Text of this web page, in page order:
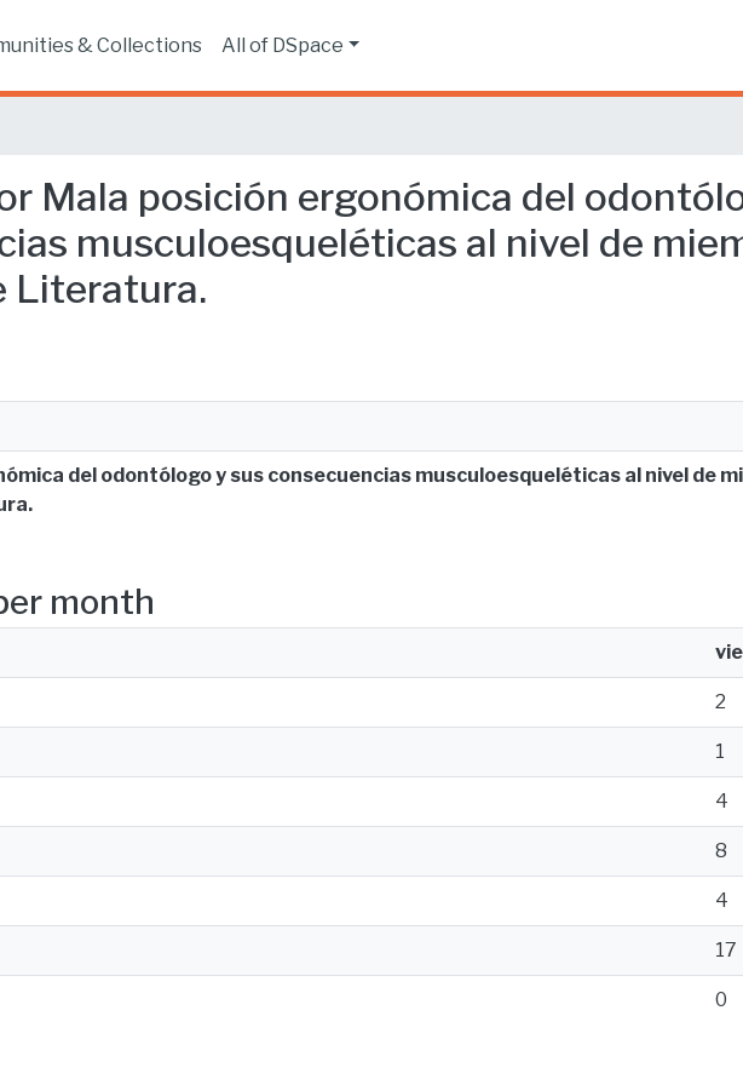
& Collections All of DSpace
Mala posición ergonómica del
musculoesqueléticas al nivel de
Literatura.
del odontólogo y sus consecuencias musculoesqueléticas al nivel de
month
2
1
4
8
4
17
0